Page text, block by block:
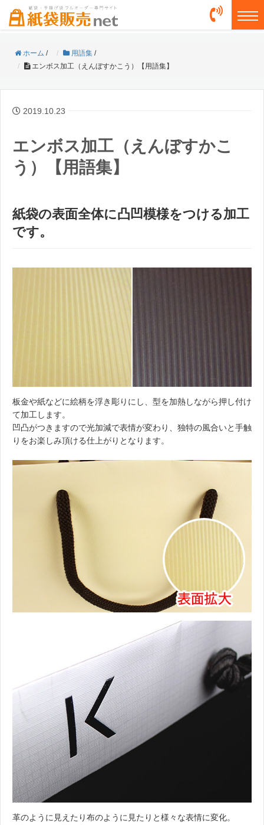
ホーム / 用語集 /
エンボス加工（えんぼすかこう）【用語集】
2019.10.23
エンボス加工（えんぼすかこ
う）【用語集】
紙袋の表面全体に凸凹模様をつける加工
です。
板金や紙などに絵柄を浮き彫りにし、型を加熱しながら押し付け
て加工します。
凹凸がつきますので光加減で表情が変わり、独特の風合いと手触
りをお楽しみ頂ける仕上がりとなります。
革のように見えたり布のように見たりと様々な表情に変化。